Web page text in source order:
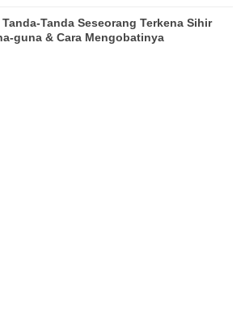
Tanda Seseorang Terkena Sihir
guna & Cara Mengobatinya